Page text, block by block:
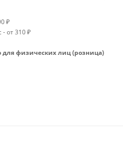
₽
- от 310 ₽
для физических лиц (розница)